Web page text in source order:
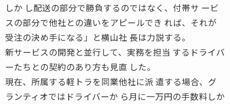
しか し配送の部分で勝負するのではなく、付帯サ ービ
スの部分で他社との違いをアピールでき れば、それが
受注の決め手になる」と横山社 長は力説する。
新サービスの開発と並行して、実務を担当 するドライバ
ーたちとの契約のあり方も見直 した。
現在、所属する軽トラを同業他社に派 遣する場合、グ
ランティオではドライバーか ら月に一万円の手数料しか